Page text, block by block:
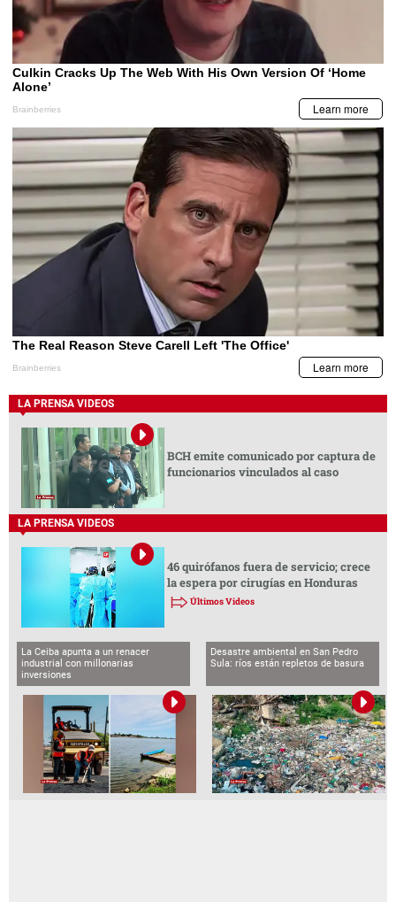
LA PRENSA VIDEOS
BCH emite comunicado por captura de
funcionarios vinculados al caso
LA PRENSA VIDEOS
46 quirófanos fuera de servicio; crece
la espera por cirugías en Honduras
Últimos Videos
La Ceiba apunta a un renacer
industrial con millonarias
inversiones
Desastre ambiental en San Pedro
Sula: ríos están repletos de basura